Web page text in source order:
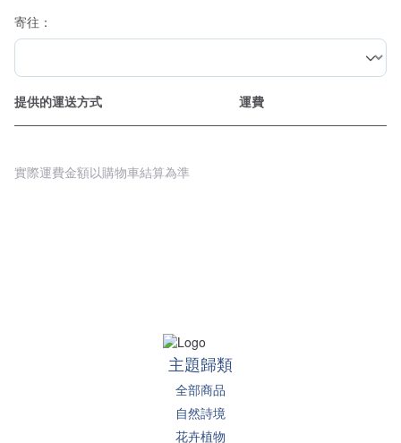
寄往：
提供的運送方式 運費
實際運費金額以購物車結算為準
主題歸類
全部商品
自然詩境
花卉植物